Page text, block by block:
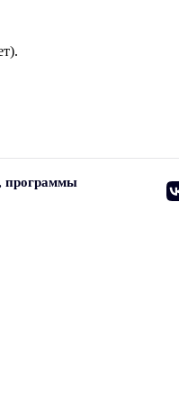
программы